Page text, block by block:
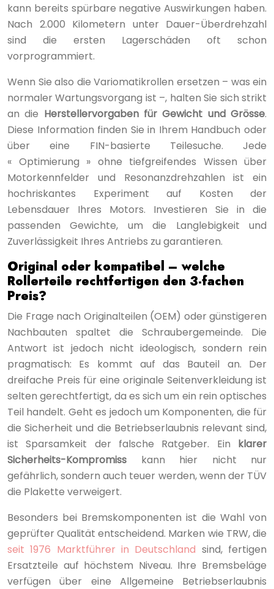
kann bereits spürbare negative Auswirkungen haben.
Nach 2.000 Kilometern unter Dauer-Überdrehzahl
sind die ersten Lagerschäden oft schon
vorprogrammiert.
Wenn Sie also die Variomatikrollen ersetzen – was ein
normaler Wartungsvorgang ist –, halten Sie sich strikt
an die Herstellervorgaben für Gewicht und Grösse.
Diese Information finden Sie in Ihrem Handbuch oder
über eine FIN-basierte Teilesuche. Jede
« Optimierung » ohne tiefgreifendes Wissen über
Motorkennfelder und Resonanzdrehzahlen ist ein
hochriskantes Experiment auf Kosten der
Lebensdauer Ihres Motors. Investieren Sie in die
passenden Gewichte, um die Langlebigkeit und
Zuverlässigkeit Ihres Antriebs zu garantieren.
Original oder kompatibel – welche
Rollerteile rechtfertigen den 3-fachen
Preis?
Die Frage nach Originalteilen (OEM) oder günstigeren
Nachbauten spaltet die Schraubergemeinde. Die
Antwort ist jedoch nicht ideologisch, sondern rein
pragmatisch: Es kommt auf das Bauteil an. Der
dreifache Preis für eine originale Seitenverkleidung ist
selten gerechtfertigt, da es sich um ein rein optisches
Teil handelt. Geht es jedoch um Komponenten, die für
die Sicherheit und die Betriebserlaubnis relevant sind,
ist Sparsamkeit der falsche Ratgeber. Ein klarer
Sicherheits-Kompromiss kann hier nicht nur
gefährlich, sondern auch teuer werden, wenn der TÜV
die Plakette verweigert.
Besonders bei Bremskomponenten ist die Wahl von
geprüfter Qualität entscheidend. Marken wie TRW, die
seit 1976 Marktführer in Deutschland sind, fertigen
Ersatzteile auf höchstem Niveau. Ihre Bremsbeläge
verfügen über eine Allgemeine Betriebserlaubnis